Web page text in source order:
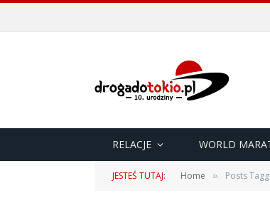
RELACJE WORLD
JESTEŚ TUTAJ: Home » Posts